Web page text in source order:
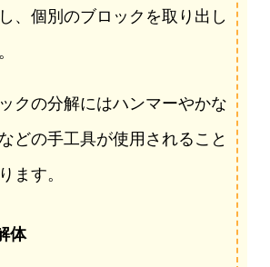
、個別のブロックを取り出し
クの分解にはハンマーやかな
どの手工具が使用されること
ます。
体